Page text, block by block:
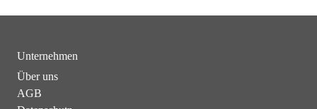
Unternehmen
Über uns
AGB